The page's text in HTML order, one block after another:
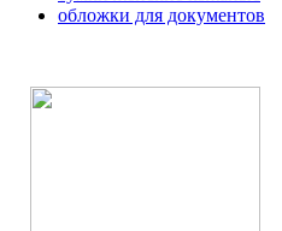
обложки для документов